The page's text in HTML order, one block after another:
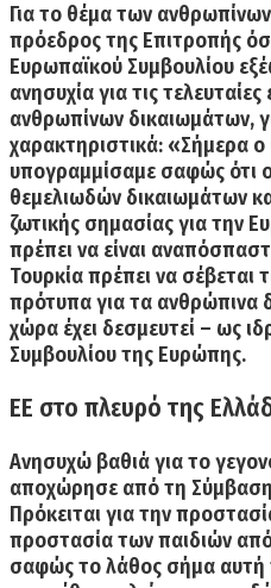
Για το θέμα των
πρόεδρος της Επιτροπής
Ευρωπαϊκού Συμβουλίου
ανησυχία για τις
ανθρωπίνων δικαιωμάτων,
χαρακτηριστικά: «Σήμερα
υπογραμμίσαμε σαφώς ότι
θεμελιωδών δικαιωμάτων
ζωτικής σημασίαςγια την
πρέπει να είναι
Τουρκία πρέπει να σέβεται
πρότυπα για τα ανθρώπινα
χώρα έχει δεσμευτεί – ως
Συμβουλίου της Ευρώπης.
ΕΕ στο πλευρό της
Ανησυχώ βαθιάγια το
αποχώρησε από τη
Πρόκειται για την
προστασία των παιδιών από
σαφώς το λάθος σήμα αυτή